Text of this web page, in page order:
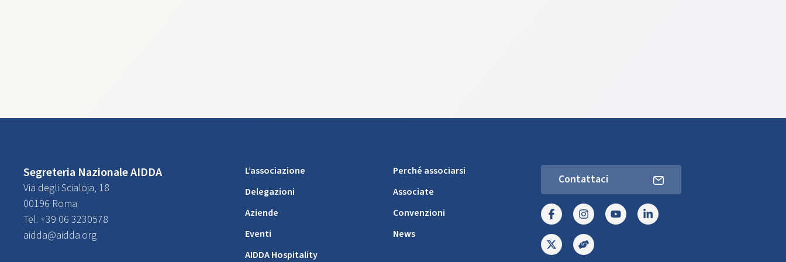
Segreteria Nazionale AIDDA
Via degli Scialoja, 18
00196 Roma
Tel. +39 06 3230578
aidda@aidda.org
L’associazione
Delegazioni
Aziende
Eventi
AIDDA Hospitality
Perché associarsi
Associate
Convenzioni
News
Contattaci